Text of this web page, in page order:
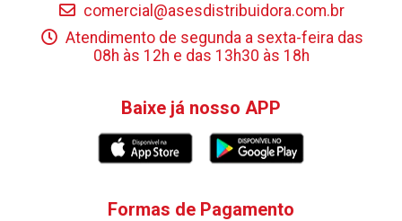
comercial@asesdistribuidora.com.br
Atendimento de segunda a sexta-feira das
08h às 12h e das 13h30 às 18h
Baixe já nosso APP
Formas de Pagamento